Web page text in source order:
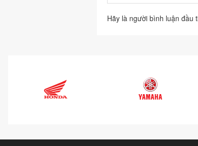
Hãy là người bình luận đầu